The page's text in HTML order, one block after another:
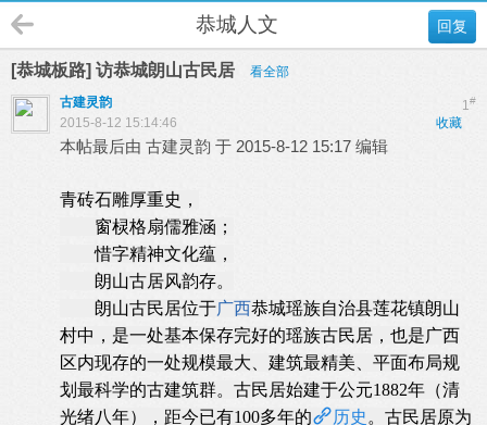
回复
恭城人文
[恭城板路] 访恭城朗山古民居 看全部
1#
古建灵韵
收藏
2015-8-12 15:14:46
本帖最后由 古建灵韵 于 2015-8-12 15:17 编辑
青砖石雕厚重史，
窗棂格扇儒雅涵；
惜字精神文化蕴，
朗山古居风韵存。
朗山古民居位于广西恭城瑶族自治县莲花镇朗山
村中，是一处基本保存完好的瑶族古民居，也是广西
区内现存的一处规模最大、建筑最精美、平面布局规
划最科学的古建筑群。古民居始建于公元1882年（清
光绪八年），距今已有100多年的
历史 。古民居原为